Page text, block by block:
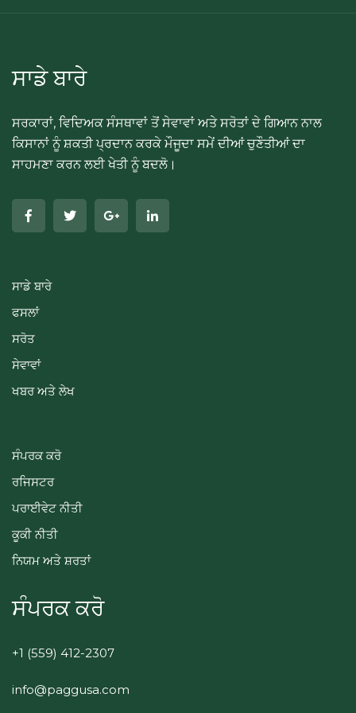
ਸਾਡੇ ਬਾਰੇ
ਸਰਕਾਰਾਂ, ਵਿਦਿਅਕ ਸੰਸਥਾਵਾਂ ਤੋਂ ਸੇਵਾਵਾਂ ਅਤੇ ਸਰੋਤਾਂ ਦੇ ਗਿਆਨ ਨਾਲ
ਕਿਸਾਨਾਂ ਨੂੰ ਸ਼ਕਤੀ ਪ੍ਰਦਾਨ ਕਰਕੇ ਮੌਜੂਦਾ ਸਮੇਂ ਦੀਆਂ ਚੁਣੌਤੀਆਂ ਦਾ
ਸਾਹਮਣਾ ਕਰਨ ਲਈ ਖੇਤੀ ਨੂੰ ਬਦਲੋ।
ਸਾਡੇ ਬਾਰੇ
ਫਸਲਾਂ
ਸਰੋਤ
ਸੇਵਾਵਾਂ
ਖਬਰ ਅਤੇ ਲੇਖ
ਸੰਪਰਕ ਕਰੋ
ਰਜਿਸਟਰ
ਪਰਾਈਵੇਟ ਨੀਤੀ
ਕੂਕੀ ਨੀਤੀ
ਨਿਯਮ ਅਤੇ ਸ਼ਰਤਾਂ
ਸੰਪਰਕ ਕਰੋ
+1 (559) 412-2307
info@paggusa.com